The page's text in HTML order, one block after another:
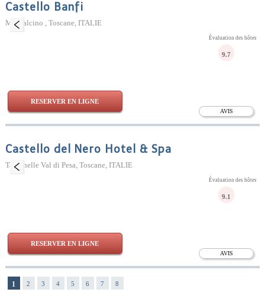
Castello Banfi
Montalcino , Toscane, ITALIE
AVIS
Évaluation des hôtes
9.7
RESERVER EN LIGNE
Castello del Nero Hotel & Spa
Tavarnelle Val di Pesa, Toscane, ITALIE
AVIS
Évaluation des hôtes
9.1
RESERVER EN LIGNE
1 2 3 4 5 6 7 8